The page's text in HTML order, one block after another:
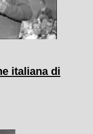
italiana di